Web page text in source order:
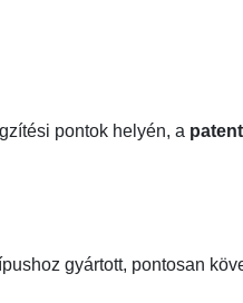
pontok helyén, a
gyártott, pontosan